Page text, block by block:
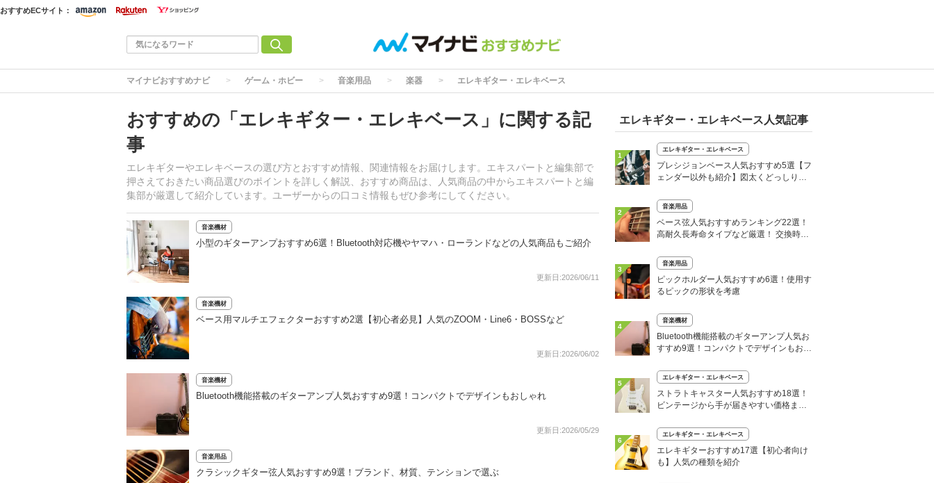
おすすめECサイト：
マイナビおすすめナビ ゲーム・ホビー 音楽用品 楽器 エレキギター・エレキベース
おすすめの「エレキギター・エレキベース」に関する記
事
エレキギターやエレキベースの選び方とおすすめ情報、関連情報をお届けします。エキスパートと編集部で
押さえておきたい商品選びのポイントを詳しく解説、おすすめ商品は、人気商品の中からエキスパートと編
集部が厳選して紹介しています。ユーザーからの口コミ情報もぜひ参考にしてください。
音楽機材
小型のギターアンプおすすめ6選！Bluetooth対応機やヤマハ・ローランドなどの人気商品もご紹介
更新日:2026/06/11
音楽機材
ベース用マルチエフェクターおすすめ2選【初心者必見】人気のZOOM・Line6・BOSSなど
更新日:2026/06/02
音楽機材
Bluetooth機能搭載のギターアンプ人気おすすめ9選！コンパクトでデザインもおしゃれ
更新日:2026/05/29
音楽用品
クラシックギター弦人気おすすめ9選！ブランド、材質、テンションで選ぶ
エレキギター・エレキベース人気記事
1
エレキギター・エレキベース
プレシジョンベース人気おすすめ5選【フ
ェンダー以外も紹介】図太くどっしりし
2
音楽用品
ベース弦人気おすすめランキング22選！
高耐久長寿命タイプなど厳選！ 交換時期
3
音楽用品
ピックホルダー人気おすすめ6選！使用す
るピックの形状を考慮
4
音楽機材
Bluetooth機能搭載のギターアンプ人気お
すすめ9選！コンパクトでデザインもおし
5
エレキギター・エレキベース
ストラトキャスター人気おすすめ18選！
ビンテージから手が届きやすい価格まで
6
エレキギター・エレキベース
エレキギターおすすめ17選【初心者向け
も】人気の種類を紹介